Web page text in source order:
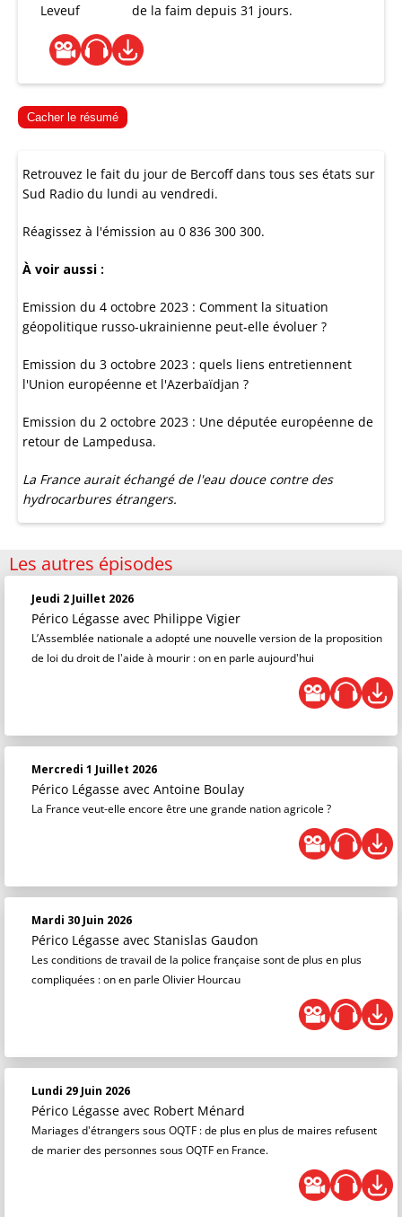
Leveuf
de la faim depuis 31 jours.
Cacher le résumé
Retrouvez le fait du jour de Bercoff dans tous ses états sur
Sud Radio du lundi au vendredi.
Réagissez à l'émission au 0 836 300 300.
À voir aussi :
Emission du 4 octobre 2023 : Comment la situation
géopolitique russo-ukrainienne peut-elle évoluer ?
Emission du 3 octobre 2023 : quels liens entretiennent
l'Union européenne et l'Azerbaïdjan ?
Emission du 2 octobre 2023 : Une députée européenne de
retour de Lampedusa.
La France aurait échangé de l'eau douce contre des
hydrocarbures étrangers.
Les autres épisodes
Jeudi 2 Juillet 2026
Périco Légasse avec Philippe Vigier
L’Assemblée nationale a adopté une nouvelle version de la proposition
de loi du droit de l'aide à mourir : on en parle aujourd'hui
Mercredi 1 Juillet 2026
Périco Légasse avec Antoine Boulay
La France veut-elle encore être une grande nation agricole ?
Mardi 30 Juin 2026
Périco Légasse avec Stanislas Gaudon
Les conditions de travail de la police française sont de plus en plus
compliquées : on en parle Olivier Hourcau
Lundi 29 Juin 2026
Périco Légasse avec Robert Ménard
Mariages d'étrangers sous OQTF : de plus en plus de maires refusent
de marier des personnes sous OQTF en France.